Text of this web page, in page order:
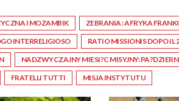
I MOZAMBIK ZEBRANIA : AFRYKA
INTERRELIGIOSO RATIO MISSIONIS DOPO IL
NADZWYCZAJNY MIESI?C MISYJNY:
FRATELLI TUTTI MISJA INSTYTUTU